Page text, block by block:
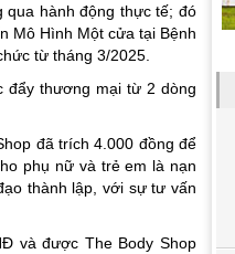
qua hành động thực tế; đó
Mô Hình Một cửa tại Bệnh
từ tháng 3/2025.
đẩy thương mại từ 2 dòng
đã trích 4.000 đồng để
phụ nữ và trẻ em là nạn
thành lập, với sự tư vấn
và được The Body Shop